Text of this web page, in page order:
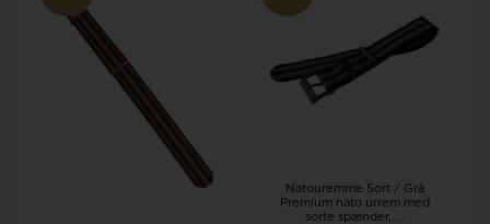
Natouremme Sort / Grå
Premium nato urrem med
sorte spænder, ...